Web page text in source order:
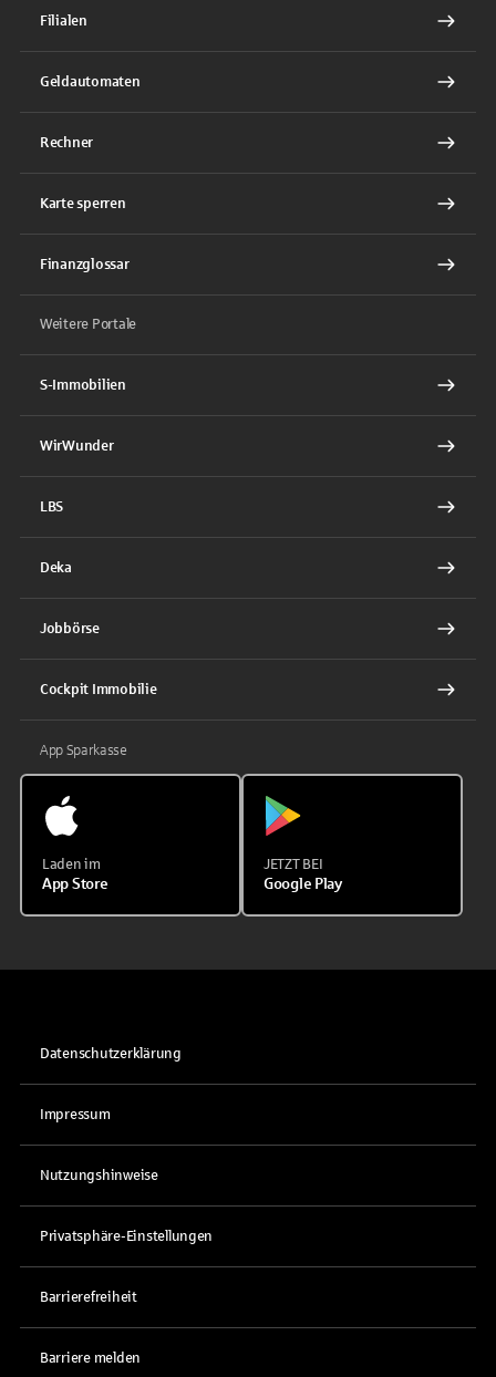
Filialen
Geldautomaten
Rechner
Karte sperren
Finanzglossar
Weitere Portale
S-Immobilien
WirWunder
LBS
Deka
Jobbörse
Cockpit Immobilie
App Sparkasse
Laden im
App Store
JETZT BEI
Google Play
Datenschutzerklärung
Impressum
Nutzungshinweise
Privatsphäre-Einstellungen
Barrierefreiheit
Barriere melden